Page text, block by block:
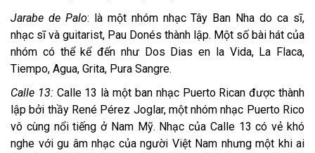
Jarabe de Palo: là một nhóm nhạc Tây Ban Nha do ca sĩ,
nhạc sĩ và guitarist, Pau Donés thành lập. Một số bài hát của
nhóm có thể kể đến như Dos Dias en la Vida, La Flaca,
Tiempo, Agua, Grita, Pura Sangre.
Calle 13:Calle 13 là một ban nhạc Puerto Rican được thành
lập bởi thầy René Pérez Joglar, một nhóm nhạc Puerto Rico
vô cùng nổi tiếng ở Nam Mỹ. Nhạc của Calle 13 có vẻ khó
nghe với gu âm nhạc của người Việt Nam nhưng một khi ai